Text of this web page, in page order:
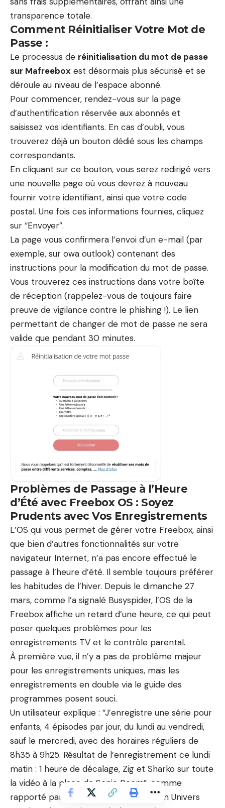
transparence totale.
Comment Réinitialiser Votre Mot de
Passe :
Le processus de réinitialisation du mot de passe
sur Mafreebox est désormais plus sécurisé et se
déroule au niveau de l’espace abonné.
Pour commencer, rendez-vous sur la page
d’authentification réservée aux abonnés et
saisissez vos identifiants. En cas d’oubli, vous
trouverez déjà un bouton dédié sous les champs
correspondants.
En cliquant sur ce bouton, vous serez redirigé vers
une nouvelle page où vous devrez à nouveau
fournir votre identifiant, ainsi que votre code
postal. Une fois ces informations fournies, cliquez
sur “Envoyer”.
La page vous confirmera l’envoi d’un e-mail (par
exemple, sur owa outlook) contenant des
instructions pour la modification du mot de passe.
Vous trouverez ces instructions dans votre boîte
de réception (rappelez-vous de toujours faire
preuve de vigilance contre le phishing !). Le lien
permettant de changer de mot de passe ne sera
valide que pendant 30 minutes.
Problèmes de Passage à l’Heure
d’Été avec Freebox OS : Soyez
Prudents avec Vos Enregistrements
L’OS qui vous permet de gérer votre Freebox, ainsi
que bien d’autres fonctionnalités sur votre
navigateur Internet, n’a pas encore effectué le
passage à l’heure d’été. Il semble toujours préférer
les habitudes de l’hiver. Depuis le dimanche 27
mars, comme l’a signalé Busyspider, l’OS de la
Freebox affiche un retard d’une heure, ce qui peut
poser quelques problèmes pour les
enregistrements TV et le contrôle parental.
À première vue, il n’y a pas de problème majeur
pour les enregistrements uniques, mais les
enregistrements en double via le guide des
programmes posent souci.
Un utilisateur explique : “J’enregistre une série pour
enfants, 4 épisodes par jour, du lundi au vendredi,
sauf le mercredi, avec des horaires réguliers de
8h35 à 9h25. Résultat de l’enregistrement ce lundi
matin : 1 heure de décalage, Zig et Sharko sur toute
la vidéo à la place de Sonic Boom”, comme
rapporté par un Freenaute sur le forum Univers